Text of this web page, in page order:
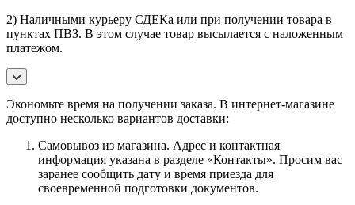
2) Наличными курьеру СДЕКа или при получении товара в
пунктах ПВЗ. В этом случае товар высылается с наложенным
платежом.
Экономьте время на получении заказа. В интернет-магазине
доступно несколько вариантов доставки:
Самовывоз из магазина. Адрес и контактная
информация указана в разделе «Контакты». Просим вас
заранее сообщить дату и время приезда для
своевременной подготовки документов.